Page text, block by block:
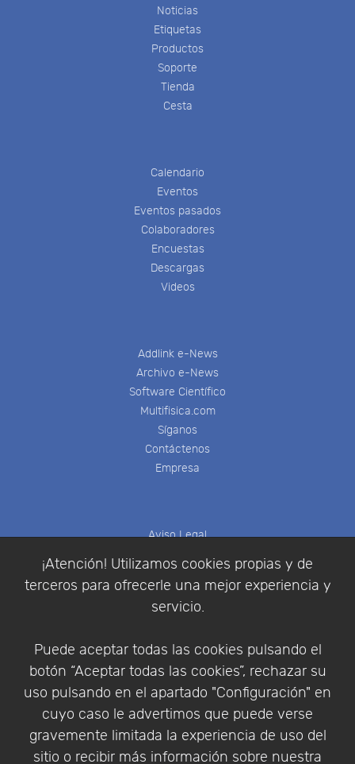
¡Atención! Utilizamos cookies propias y de
terceros para ofrecerle una mejor experiencia y
servicio.
Puede aceptar todas las cookies pulsando el
botón “Aceptar todas las cookies”, rechazar su
uso pulsando en el apartado "Configuración" en
cuyo caso le advertimos que puede verse
gravemente limitada la experiencia de uso del
sitio o recibir más información sobre nuestra
Noticias
Etiquetas
Productos
Soporte
Tienda
Cesta
Calendario
Eventos
Eventos pasados
Colaboradores
Encuestas
Descargas
Videos
Addlink e-News
Archivo e-News
Software Científico
Multifisica.com
Síganos
Contáctenos
Empresa
Aviso Legal
Política de Privacidad
Condiciones de compra
Identificarse
Empresa|Aviso Legal| Política de Privacidad |
Política de Cookies